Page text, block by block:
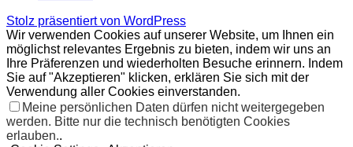
Stolz präsentiert von WordPress
Wir verwenden Cookies auf unserer Website, um Ihnen ein
möglichst relevantes Ergebnis zu bieten, indem wir uns an
Ihre Präferenzen und wiederholten Besuche erinnern. Indem
Sie auf "Akzeptieren" klicken, erklären Sie sich mit der
Verwendung aller Cookies einverstanden.
Meine persönlichen Daten dürfen nicht weitergegeben
werden. Bitte nur die technisch benötigten Cookies
erlauben..